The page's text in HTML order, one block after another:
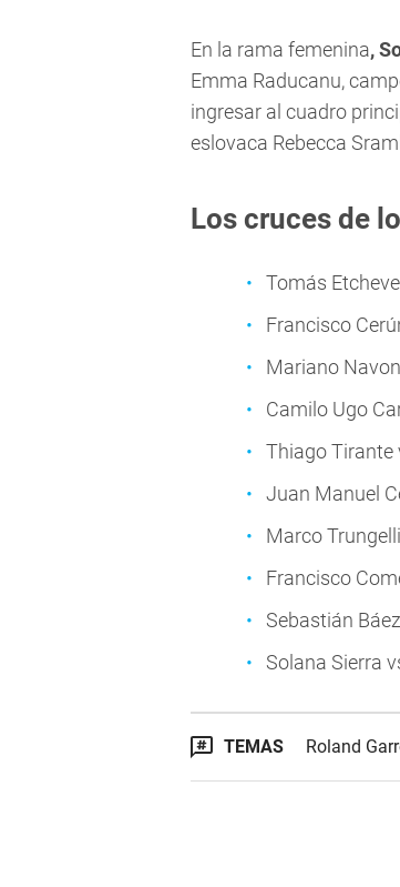
En la rama femenina,
Emma Raducanu,
ingresar al cuadro
eslovaca Rebecca
Los cruces de
Tomás
Francisco
Mariano
Camilo Ugo
Thiago Tirante
Juan Manuel
Marco
Francisco
Sebastián
Solana Sierra
TEMAS Roland